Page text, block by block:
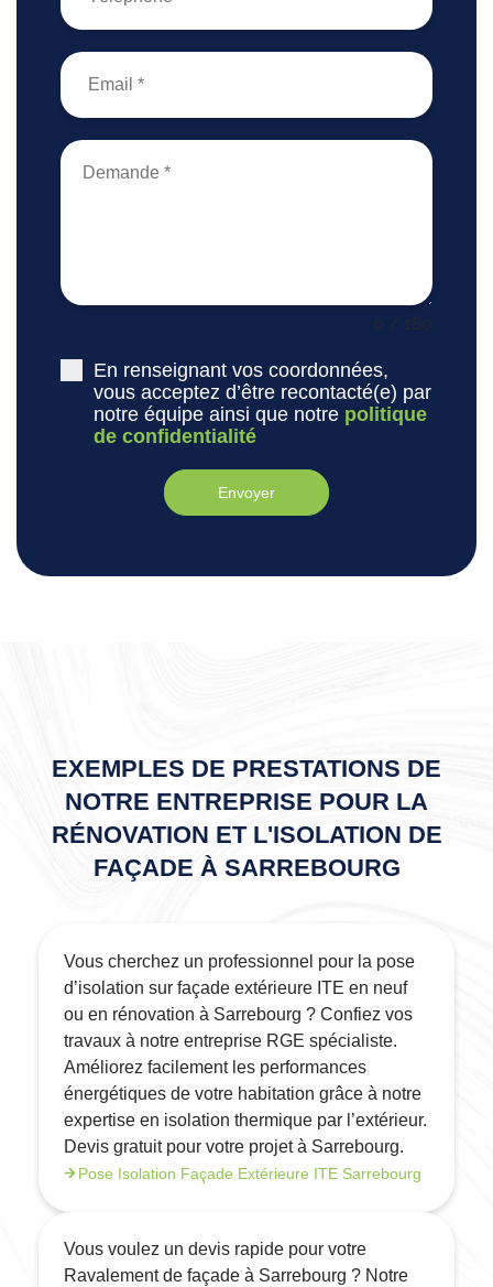
0 / 180
En renseignant vos coordonnées,
vous acceptez d’être recontacté(e) par
notre équipe ainsi que notre politique
de confidentialité
Envoyer
EXEMPLES DE PRESTATIONS DE
NOTRE ENTREPRISE POUR LA
RÉNOVATION ET L'ISOLATION DE
FAÇADE À SARREBOURG
Vous cherchez un professionnel pour la pose
d’isolation sur façade extérieure ITE en neuf
ou en rénovation à Sarrebourg ? Confiez vos
travaux à notre entreprise RGE spécialiste.
Améliorez facilement les performances
énergétiques de votre habitation grâce à notre
expertise en isolation thermique par l’extérieur.
Devis gratuit pour votre projet à Sarrebourg.
Pose Isolation Façade Extérieure ITE Sarrebourg
Vous voulez un devis rapide pour votre
Ravalement de façade à Sarrebourg ? Notre